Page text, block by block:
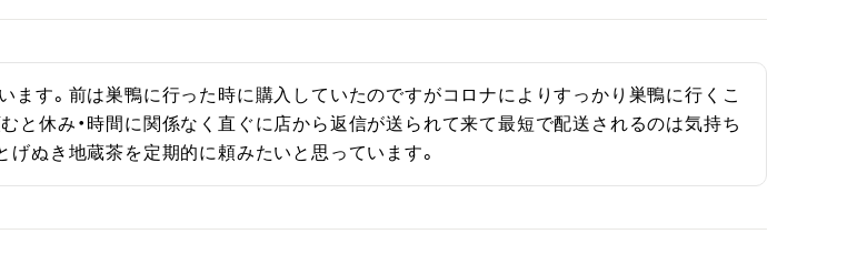
ます。前は巣鴨に行った時に購入していたのですがコロナによりすっかり巣鴨に行くこ
と休み・時間に関係なく直ぐに店から返信が送られて来て最短で配送されるのは気持ち
げぬき地蔵茶を定期的に頼みたいと思っています。